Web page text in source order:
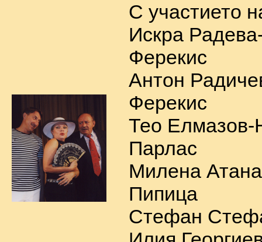
С участието
Искра
Ферекис
Антон
Ферекис
Тео Елмазов-
Парлас
Милена
Пипица
Стефан